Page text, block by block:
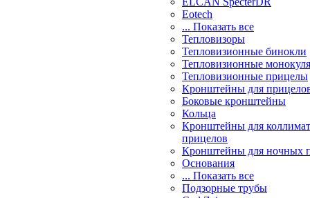
Eotech
... Показать все
Тепловизоры
Тепловизионные бинокли
Тепловизионные
Тепловизионные прицелы
Кронштейны для
Боковые кронштейны
Кольца
Кронштейны для
прицелов
Кронштейны для ночных
Основания
... Показать все
Подзорные трубы